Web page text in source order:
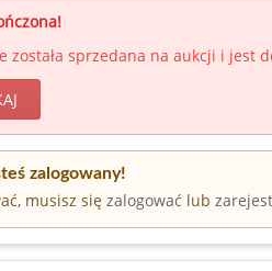
została sprzedana na aukcji i jest
zalogowany!
musisz się zalogować lub